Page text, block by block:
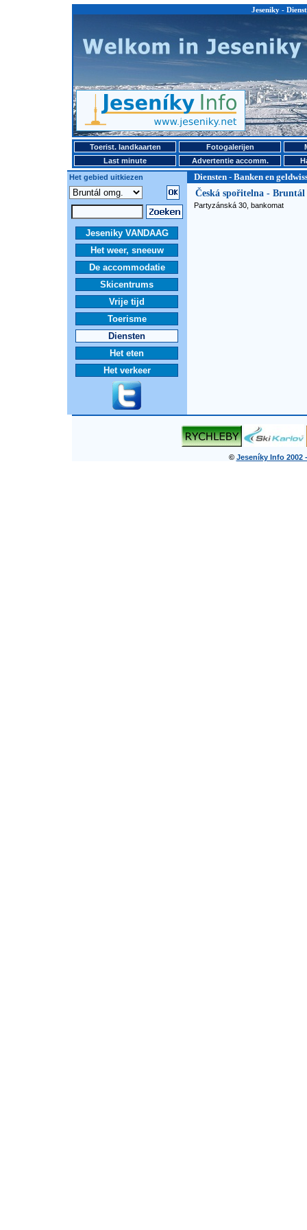
Jeseniky -
Toerist. landkaarten Fotogalerijen
Last minute
Advertentie accomm.
Het gebied uitkiezen
Diensten - Banken en
Jeseniky VANDAAG
Het weer, sneeuw
De accommodatie
Skicentrums
Vrije tijd
Toerisme
Diensten
Het eten
Het verkeer
Česká spořitelna - Bruntál
Partyzánská 30, bankomat
© Jeseníky Info 2002